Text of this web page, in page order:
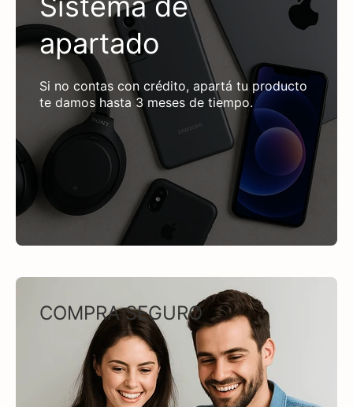
apartado
Si no contas con crédito, apartá tu producto
te damos hasta 3 meses de tiempo.
COMPRA SEGURO